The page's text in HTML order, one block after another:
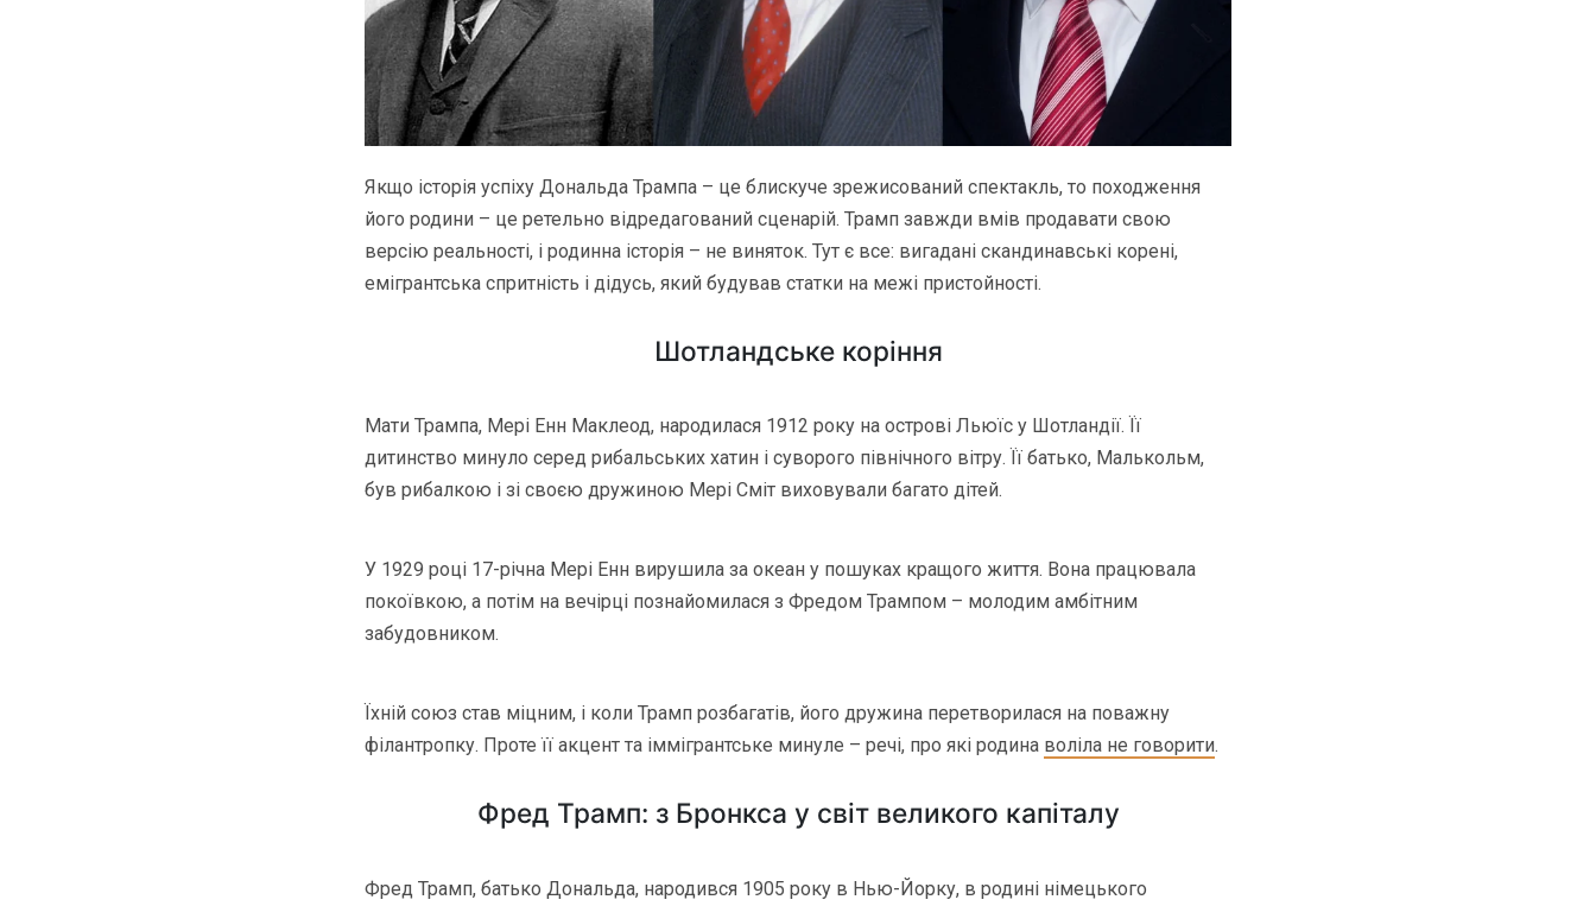
Якщо історія успіху Дональда Трампа – це блискуче зрежисований спектакль, то походження
його родини – це ретельно відредагований сценарій. Трамп завжди вмів продавати свою
версію реальності, і родинна історія – не виняток. Тут є все: вигадані скандинавські корені,
емігрантська спритність і дідусь, який будував статки на межі пристойності.
Шотландське коріння
Мати Трампа, Мері Енн Маклеод, народилася 1912 року на острові Льюїс у Шотландії. Її
дитинство минуло серед рибальських хатин і суворого північного вітру. Її батько, Малькольм,
був рибалкою і зі своєю дружиною Мері Сміт виховували багато дітей.
У 1929 році 17-річна Мері Енн вирушила за океан у пошуках кращого життя. Вона працювала
покоївкою, а потім на вечірці познайомилася з Фредом Трампом – молодим амбітним
забудовником.
Їхній союз став міцним, і коли Трамп розбагатів, його дружина перетворилася на поважну
філантропку. Проте її акцент та іммігрантське минуле – речі, про які родина воліла не говорити.
Фред Трамп: з Бронкса у світ великого капіталу
Фред Трамп, батько Дональда, народився 1905 року в Нью-Йорку, в родині німецького